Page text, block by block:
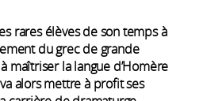
rares élèves de son temps à
du grec de grande
maîtriser la langue d’Homère
alors mettre à profit ses